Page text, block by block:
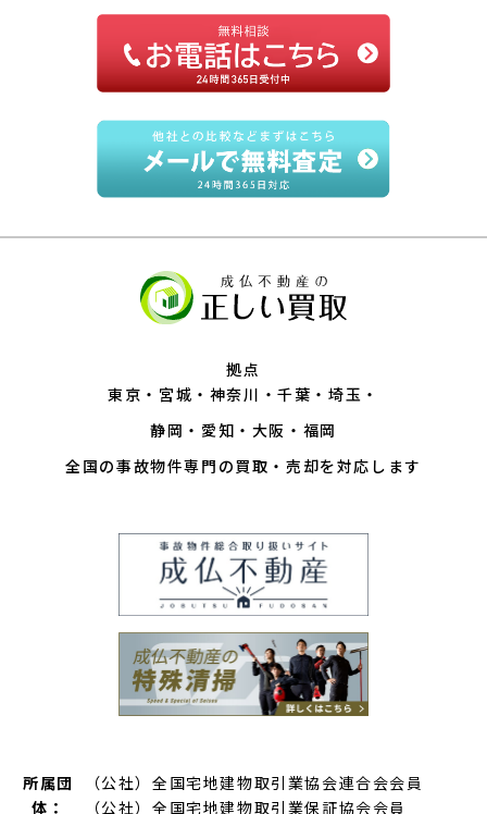
拠点
東京
宮城 神奈川 千葉
埼玉
静岡
愛知 大阪
福岡
全国の事故物件専門の買取・売却を対応します
所属団
体：
（公社）全国宅地建物取引業協会連合会会員
（公社）全国宅地建物取引業保証協会会員